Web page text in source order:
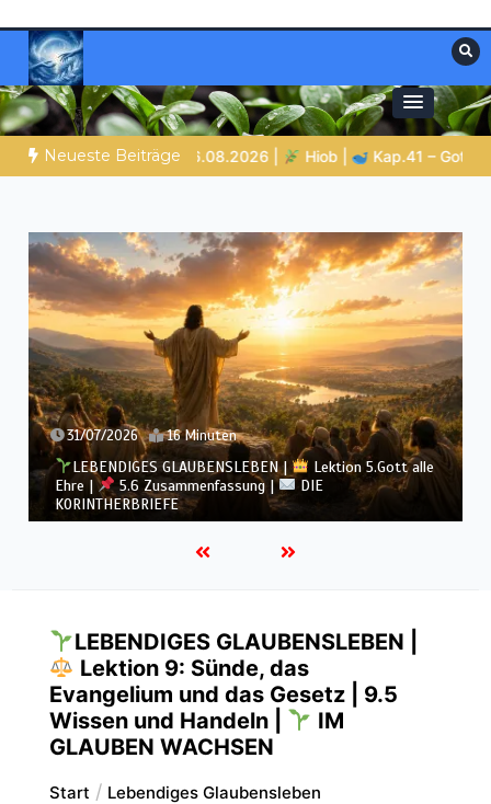
Inhalt
springen
Christliche Ressourcen
Materialien, die stärken. Antworten, die
leiten.
Neueste Beiträge
zeigt Hiob Leviathan SPUREN DER SCHÖPFUNG |
30/07/2026 12 Minuten
LEBENDIGES GLAUBENSLEBEN |
Lektion 5.Gott alle
Ehre |
5.5 Götzendienst überwinden |
DIE
KORINTHERBRIEFE
LEBENDIGES GLAUBENSLEBEN |
Lektion 9: Sünde, das
Evangelium und das Gesetz | 9.5
Wissen und Handeln |
IM
GLAUBEN WACHSEN
Start Lebendiges Glaubensleben